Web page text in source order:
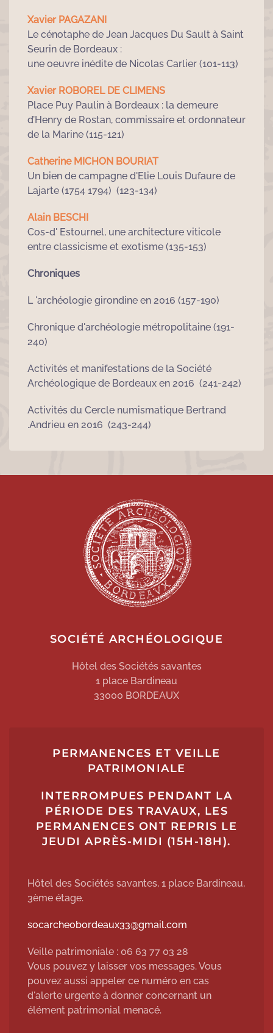
Xavier PAGAZANI
Le cénotaphe de Jean Jacques Du Sault à Saint
Seurin de Bordeaux :
une oeuvre inédite de Nicolas Carlier (101-113)
Xavier ROBOREL DE CLIMENS
Place Puy Paulin à Bordeaux : la demeure
d’Henry de Rostan, commissaire et ordonnateur
de la Marine (115-121)
Catherine MICHON BOURIAT
Un bien de campagne d'Elie Louis Dufaure de
Lajarte (1754 1794) (123-134)
Alain BESCHI
Cos-d' Estournel, une architecture viticole
entre classicisme et exotisme (135-153)
Chroniques
L 'archéologie girondine en 2016 (157-190)
Chronique d'archéologie métropolitaine (191-
240)
Activités et manifestations de la Société
Archéologique de Bordeaux en 2016 (241-242)
Activités du Cercle numismatique Bertrand
.Andrieu en 2016 (243-244)
SOCIÉTÉ ARCHÉOLOGIQUE
Hôtel des Sociétés savantes
1 place Bardineau
33000 BORDEAUX
PERMANENCES ET VEILLE
PATRIMONIALE
INTERROMPUES PENDANT LA
PÉRIODE DES TRAVAUX, LES
PERMANENCES ONT REPRIS LE
JEUDI APRÈS-MIDI (15H-18H).
Hôtel des Sociétés savantes, 1 place Bardineau,
3ème étage.
socarcheobordeaux33@gmail.com
Veille patrimoniale : 06 63 77 03 28
Vous pouvez y laisser vos messages. Vous
pouvez aussi appeler ce numéro en cas
d'alerte urgente à donner concernant un
élément patrimonial menacé.